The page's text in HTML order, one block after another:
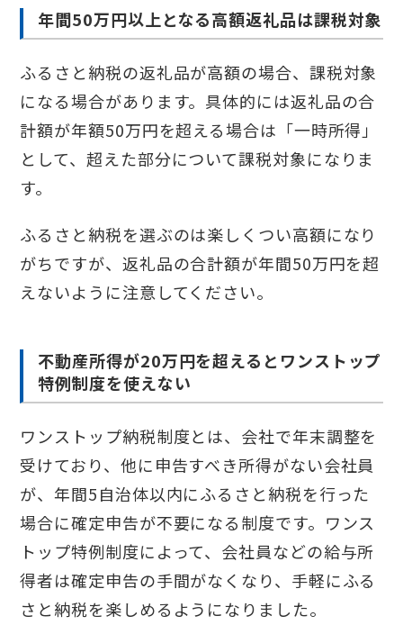
年間50万円以上となる高額返礼品は課税対象
ふるさと納税の返礼品が高額の場合、課税対象
になる場合があります。具体的には返礼品の合
計額が年額50万円を超える場合は「一時所得」
として、超えた部分について課税対象になりま
す。
ふるさと納税を選ぶのは楽しくつい高額になり
がちですが、返礼品の合計額が年間50万円を超
えないように注意してください。
不動産所得が20万円を超えるとワンストップ
特例制度を使えない
ワンストップ納税制度とは、会社で年末調整を
受けており、他に申告すべき所得がない会社員
が、年間5自治体以内にふるさと納税を行った
場合に確定申告が不要になる制度です。ワンス
トップ特例制度によって、会社員などの給与所
得者は確定申告の手間がなくなり、手軽にふる
さと納税を楽しめるようになりました。